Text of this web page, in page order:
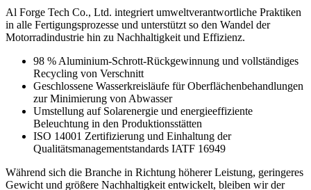
Al Forge Tech Co., Ltd. integriert umweltverantwortliche Praktiken
in alle Fertigungsprozesse und unterstützt so den Wandel der
Motorradindustrie hin zu Nachhaltigkeit und Effizienz.
98 % Aluminium-Schrott-Rückgewinnung und vollständiges
Recycling von Verschnitt
Geschlossene Wasserkreisläufe für Oberflächenbehandlungen
zur Minimierung von Abwasser
Umstellung auf Solarenergie und energieeffiziente
Beleuchtung in den Produktionsstätten
ISO 14001 Zertifizierung und Einhaltung der
Qualitätsmanagementstandards IATF 16949
Während sich die Branche in Richtung höherer Leistung, geringeres
Gewicht und größere Nachhaltigkeit entwickelt, bleiben wir der